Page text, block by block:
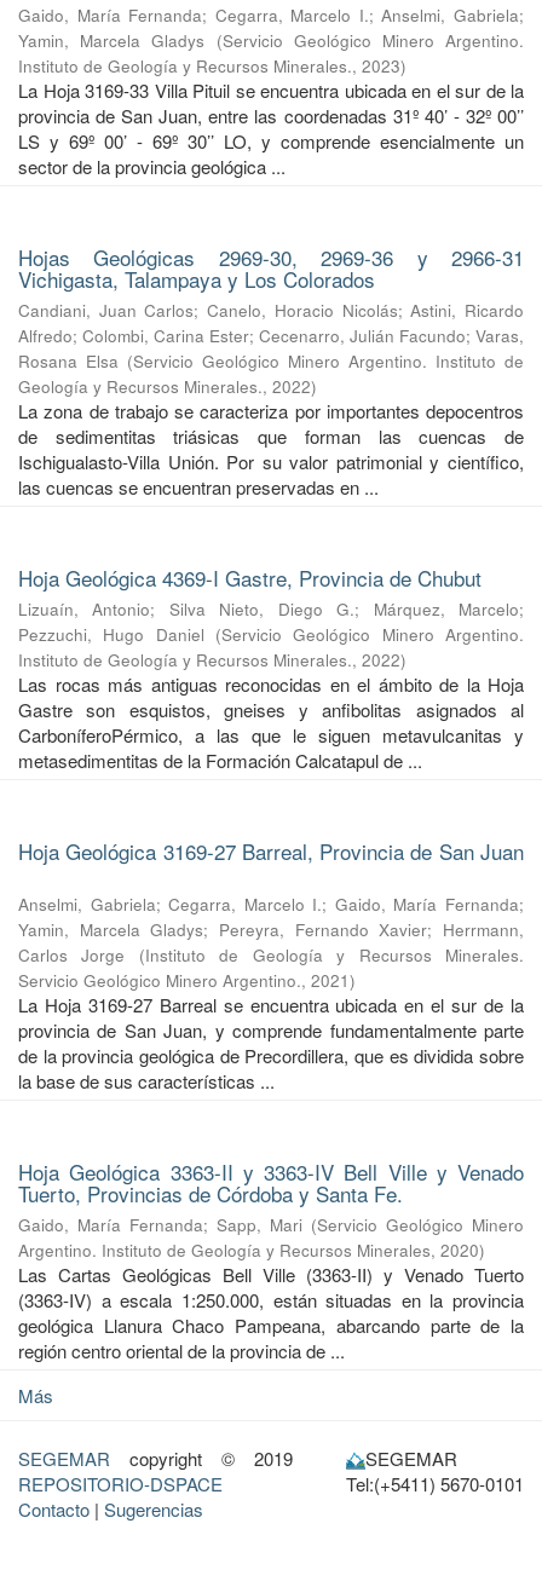
Gaido, María Fernanda; Cegarra, Marcelo I.;Anselmi, Gabriela;
Yamin, Marcela Gladys
(Servicio Geológico Minero Argentino.
Instituto de Geología y Recursos Minerales., 2023)
La Hoja 3169-33 Villa Pituil se encuentra ubicada en el sur de la
provincia de San Juan, entre las coordenadas 31º 40’ - 32º 00’’
LS y 69º 00’ - 69º 30’’ LO, y comprende esencialmente un
sector de la provincia geológica ...
Hojas Geológicas 2969-30, 2969-36 y 2966-31
Vichigasta, Talampaya y Los Colorados
Candiani, Juan Carlos;Canelo, Horacio Nicolás;Astini, Ricardo
Alfredo; Colombi, Carina Ester; Cecenarro, Julián Facundo; Varas,
Rosana Elsa (Servicio Geológico Minero Argentino. Instituto de
Geología y Recursos Minerales., 2022)
La zona de trabajo se caracteriza por importantes depocentros
de sedimentitas triásicas que forman las cuencas de
Ischigualasto-Villa Unión. Por su valor patrimonial y cientíﬁco,
las cuencas se encuentran preservadas en ...
Hoja Geológica 4369-I Gastre, Provincia de Chubut
Lizuaín, Antonio; Silva Nieto, Diego G.; Márquez, Marcelo;
Pezzuchi, Hugo Daniel (Servicio Geológico Minero Argentino.
Instituto de Geología y Recursos Minerales., 2022)
Las rocas más antiguas reconocidas en el ámbito de la Hoja
Gastre son esquistos, gneises y anfibolitas asignados al
CarboníferoPérmico, a las que le siguen metavulcanitas y
metasedimentitas de la Formación Calcatapul de ...
Hoja Geológica 3169-27 Barreal, Provincia de San Juan
Anselmi, Gabriela;Cegarra, Marcelo I.; Gaido, María Fernanda;
Yamin, Marcela Gladys; Pereyra, Fernando Xavier; Herrmann,
Carlos Jorge
(Instituto de Geología y Recursos Minerales.
Servicio Geológico Minero Argentino., 2021)
La Hoja 3169-27 Barreal se encuentra ubicada en el sur de la
provincia de San Juan, y comprende fundamentalmente parte
de la provincia geológica de Precordillera, que es dividida sobre
la base de sus características ...
Hoja Geológica 3363-II y 3363-IV Bell Ville y Venado
Tuerto, Provincias de Córdoba y Santa Fe.
Gaido, María Fernanda; Sapp, Mari (Servicio Geológico Minero
Argentino. Instituto de Geología y Recursos Minerales, 2020)
Las Cartas Geológicas Bell Ville (3363-II) y Venado Tuerto
(3363-IV) a escala 1:250.000, están situadas en la provincia
geológica Llanura Chaco Pampeana, abarcando parte de la
región centro oriental de la provincia de ...
Más
SEGEMAR copyright © 2019
REPOSITORIO-DSPACE
Contacto | Sugerencias
SEGEMAR
Tel:(+5411) 5670-0101